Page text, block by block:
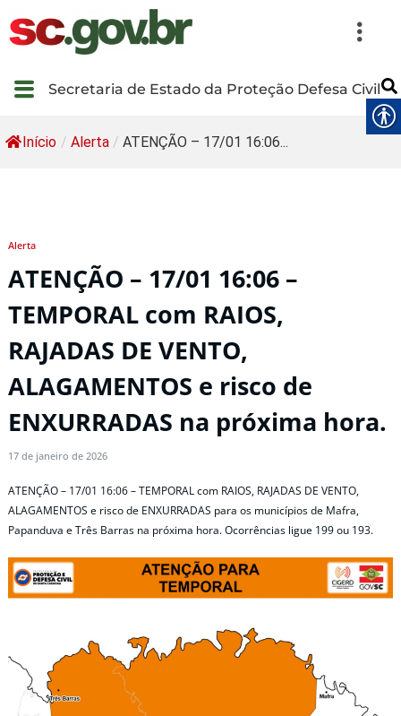
Secretaria de Estado da Proteção Defesa Civil
Início / Alerta / ATENÇÃO – 17/01 16:06...
Alerta
ATENÇÃO – 17/01 16:06 –
TEMPORAL com RAIOS,
RAJADAS DE VENTO,
ALAGAMENTOS e risco de
ENXURRADAS na próxima hora.
17 de janeiro de 2026
ATENÇÃO – 17/01 16:06 – TEMPORAL com RAIOS, RAJADAS DE VENTO,
ALAGAMENTOS e risco de ENXURRADAS para os municípios de Mafra,
Papanduva e Três Barras na próxima hora. Ocorrências ligue 199 ou 193.